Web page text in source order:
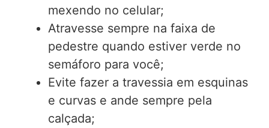
mexendo no celular;
Atravesse sempre na faixa de
pedestre quando estiver verde no
semáforo para você;
Evite fazer a travessia em esquinas
e curvas e ande sempre pela
calçada;